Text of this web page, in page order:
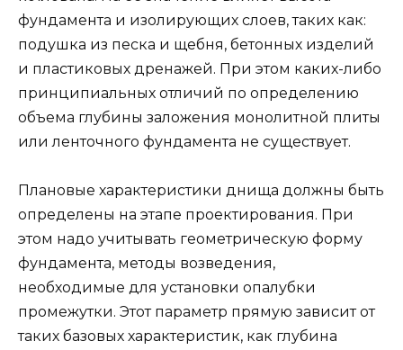
фундамента и изолирующих слоев, таких как:
подушка из песка и щебня, бетонных изделий
и пластиковых дренажей. При этом каких-либо
принципиальных отличий по определению
объема глубины заложения монолитной плиты
или ленточного фундамента не существует.
Плановые характеристики днища должны быть
определены на этапе проектирования. При
этом надо учитывать геометрическую форму
фундамента, методы возведения,
необходимые для установки опалубки
промежутки. Этот параметр прямую зависит от
таких базовых характеристик, как глубина